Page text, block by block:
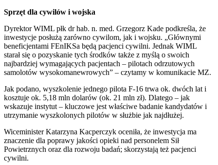
Sprzęt dla cywilów i wojska
Dyrektor WIML płk dr hab. n. med. Grzegorz Kade podkreśla, że
inwestycje posłużą zarówno cywilom, jak i wojsku. „Głównymi
beneficjentami FEnIKSa będą pacjenci cywilni. Jednak WIML
starał się o pozyskanie tych środków także z myślą o swoich
najbardziej wymagających pacjentach – pilotach odrzutowych
samolotów wysokomanewrowych” – czytamy w komunikacie MZ.
Jak podano, wyszkolenie jednego pilota F-16 trwa ok. dwóch lat i
kosztuje ok. 5,18 mln dolarów (ok. 21 mln zł). Dlatego – jak
wskazuje instytut – kluczowe jest właściwe badanie kandydatów i
utrzymanie wyszkolonych pilotów w służbie jak najdłużej.
Wiceminister Katarzyna Kacperczyk oceniła, że inwestycja ma
znaczenie dla poprawy jakości opieki nad personelem Sił
Powietrznych oraz dla rozwoju badań; skorzystają też pacjenci
cywilni.